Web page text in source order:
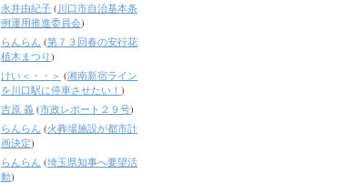
永井由紀子 ( 川口市自治基本条
例運用推進委員会)
らんらん (第７３回春の安行花
植木まつり)
けい＜・・＞ (湘南新宿ライン
を川口駅に停車させたい！ )
吉原 義 (市政レポート２９号)
らんらん (火葬場施設が都市計
画決定)
らんらん (埼玉県知事へ要望活
動)